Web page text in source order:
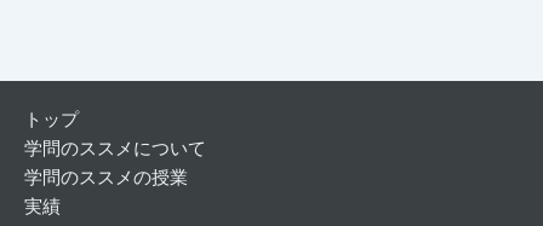
トップ
学問のススメについて
学問のススメの授業
実績